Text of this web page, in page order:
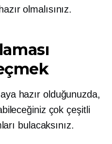
olmalısınız.
hazır olduğunuzda,
çok çeşitli
bulacaksınız.